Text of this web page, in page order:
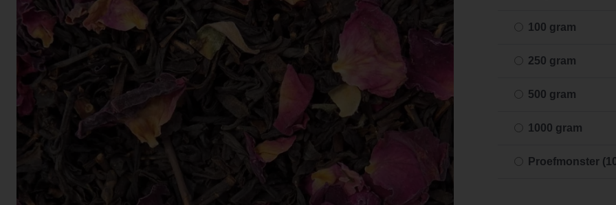
100 gram
250 gram
500 gram
1000 gram
Proefmonster